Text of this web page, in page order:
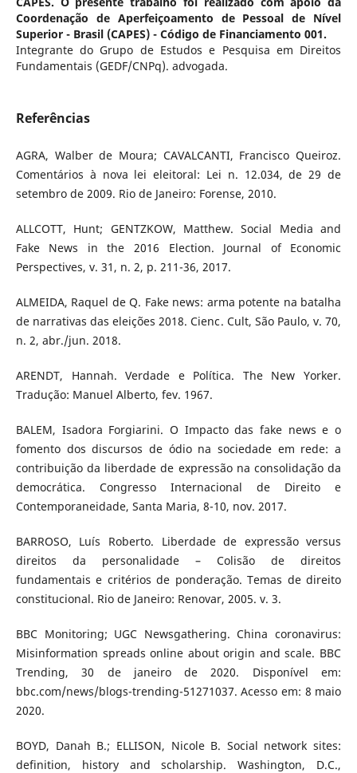
Coordenação de Aperfeiçoamento de Pessoal de Nível
Superior - Brasil (CAPES) - Código de Financiamento 001.
Integrante do Grupo de Estudos e Pesquisa em Direitos
Fundamentais (GEDF/CNPq). advogada.
Referências
AGRA, Walber de Moura; CAVALCANTI, Francisco Queiroz.
Comentários à nova lei eleitoral: Lei n. 12.034, de 29 de
setembro de 2009. Rio de Janeiro: Forense, 2010.
ALLCOTT, Hunt; GENTZKOW, Matthew. Social Media and
Fake News in the 2016 Election. Journal of Economic
Perspectives, v. 31, n. 2, p. 211-36, 2017.
ALMEIDA, Raquel de Q. Fake news: arma potente na batalha
de narrativas das eleições 2018. Cienc. Cult, São Paulo, v. 70,
n. 2, abr./jun. 2018.
ARENDT, Hannah. Verdade e Política. The New Yorker.
Tradução: Manuel Alberto, fev. 1967.
BALEM, Isadora Forgiarini. O Impacto das fake news e o
fomento dos discursos de ódio na sociedade em rede: a
contribuição da liberdade de expressão na consolidação da
democrática. Congresso Internacional de Direito e
Contemporaneidade, Santa Maria, 8-10, nov. 2017.
BARROSO, Luís Roberto. Liberdade de expressão versus
direitos da personalidade – Colisão de direitos
fundamentais e critérios de ponderação. Temas de direito
constitucional. Rio de Janeiro: Renovar, 2005. v. 3.
BBC Monitoring; UGC Newsgathering. China coronavirus:
Misinformation spreads online about origin and scale. BBC
Trending, 30 de janeiro de 2020. Disponível em:
bbc.com/news/blogs-trending-51271037. Acesso em: 8 maio
2020.
BOYD, Danah B.; ELLISON, Nicole B. Social network sites:
definition, history and scholarship. Washington, D.C.,